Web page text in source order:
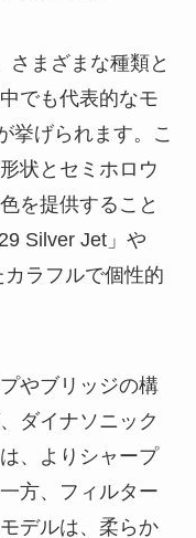
さまざまな種類と
でも代表的なモ
挙げられます。こ
状とセミホロウ
を提供すること
Silver Jet」や
カラフルで個性的
やブリッジの構
ダイナソニック
、よりシャープ
方、フィルター
デルは、柔らか